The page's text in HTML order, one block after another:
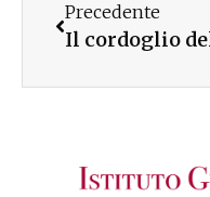
Precedente